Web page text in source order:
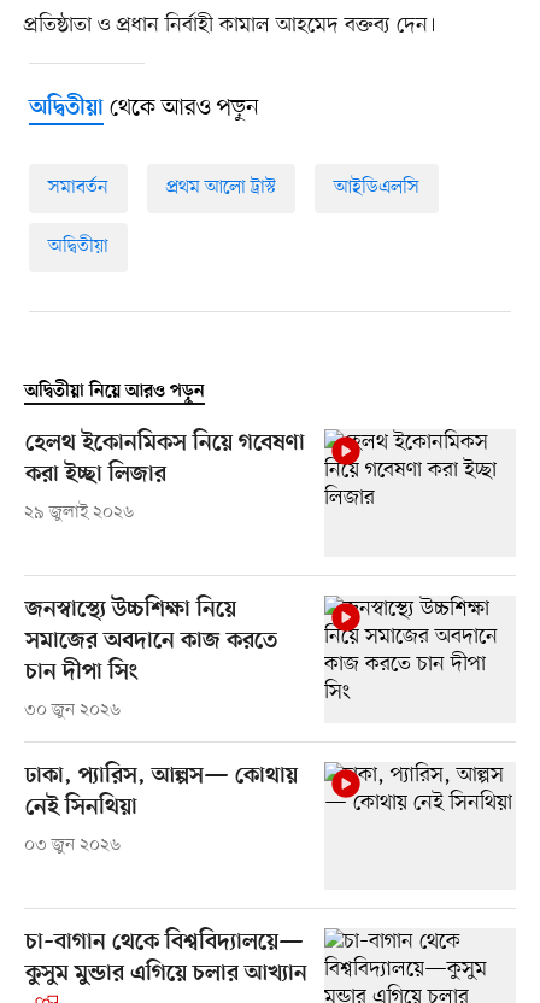
প্রতিষ্ঠাতা ও প্রধান নির্বাহী কামাল আহমেদ বক্তব্য দেন।
অদ্বিতীয়াথেকে আরও পড়ুন
সমাবর্তন প্রথম আলো ট্রাস্ট আইডিএলসি
অদ্বিতীয়া
অদ্বিতীয়া নিয়ে আরও পড়ুন
হেলথ ইকোনমিকস নিয়ে গবেষণা
করা ইচ্ছা লিজার
২৯ জুলাই ২০২৬
জনস্বাস্থ্যে উচ্চশিক্ষা নিয়ে
সমাজের অবদানে কাজ করতে
চান দীপা সিং
৩০ জুন ২০২৬
ঢাকা, প্যারিস, আল্পস— কোথায়
নেই সিনথিয়া
০৩ জুন ২০২৬
চা–বাগান থেকে বিশ্ববিদ্যালয়ে—
কুসুম মুন্ডার এগিয়ে চলার আখ্যান